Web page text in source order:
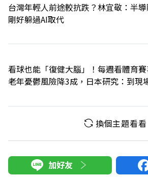
台灣年輕人前途較抗跌？林宜敬：半
剛好躲過AI取代
看球也能「復健大腦」！每週看體育
老年憂鬱風險降3成，日本研究：到現
換個主題看看
加好友